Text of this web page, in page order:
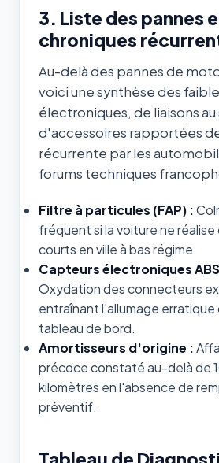
3. Liste des pannes
chroniques
Au-delà des pannes de
voici une synthèse des
électroniques, de liaisons au
d'accessoires rapportées
récurrente par les
forums techniques
Filtre à particules (FAP) :
fréquent si la voiture ne
courts en ville à bas régime.
Capteurs électroniques
Oxydation des connecteurs
entraînant l'allumage erratique
tableau de bord.
Amortisseurs d'origine :
précoce constaté au-delà de
kilomètres en l'absence de
préventif.